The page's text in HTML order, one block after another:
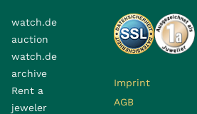
watch.de
auction
watch.de
archive
Rent a
jeweler
Imprint
AGB